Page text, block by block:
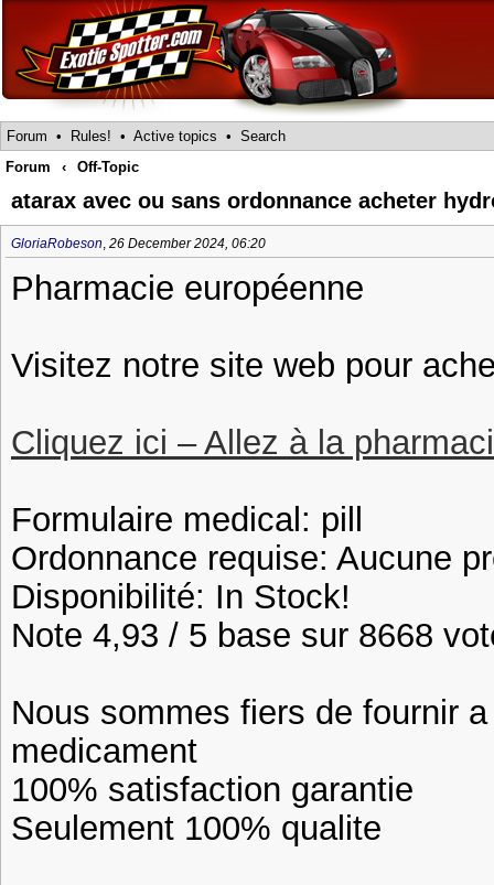
Forum • Rules! • Active topics • Search
Forum
‹ Off-Topic
atarax avec ou sans ordonnance acheter
GloriaRobeson, 26 December 2024, 06:20
Pharmacie européenne
Visitez notre site web pour
Cliquez ici – Allez à la
Formulaire medical: pill
Ordonnance requise: Aucune
Disponibilité: In Stock!
Note 4,93 / 5 base sur 8668
Nous sommes fiers de fournir
medicament
100% satisfaction garantie
Seulement 100% qualite